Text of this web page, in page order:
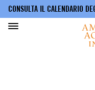
CONSULTA IL CALENDARIO